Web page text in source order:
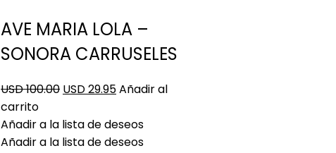
AVE MARIA LOLA –
SONORA CARRUSELES
USD 100.00 USD 29.95Añadir al
carrito
Añadir a la lista de deseos
Añadir a la lista de deseos